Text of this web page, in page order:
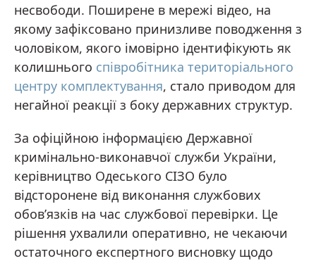
несвободи. Поширене в мережі відео, на
якому зафіксовано принизливе поводження з
чоловіком, якого імовірно ідентифікують як
колишнього співробітника територіального
центру комплектування, стало приводом для
негайної реакції з боку державних структур.
За офіційною інформацією Державної
кримінально-виконавчої служби України,
керівництво Одеського СІЗО було
відсторонене від виконання службових
обов’язків на час службової перевірки. Це
рішення ухвалили оперативно, не чекаючи
остаточного експертного висновку щодо